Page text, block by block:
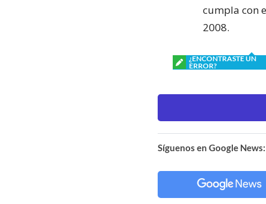
cumpla con
2008.
¿ENCONTRASTE UN
ERROR?
Síguenos en Google News: